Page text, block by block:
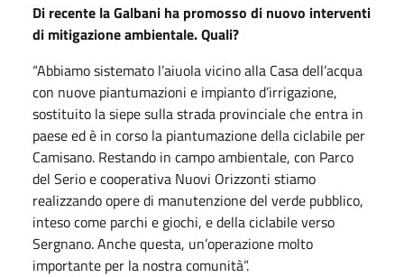
Di recente la Galbani ha promosso di nuovo interventi
di mitigazione ambientale. Quali?
“Abbiamo sistemato l’aiuola vicino alla Casa dell’acqua
con nuove piantumazioni e impianto d’irrigazione,
sostituito la siepe sulla strada provinciale che entra in
paese ed è in corso la piantumazione della ciclabile per
Camisano. Restando in campo ambientale, con Parco
del Serio e cooperativa Nuovi Orizzonti stiamo
realizzando opere di manutenzione del verde pubblico,
inteso come parchi e giochi, e della ciclabile verso
Sergnano. Anche questa, un’operazione molto
importante per la nostra comunità”.